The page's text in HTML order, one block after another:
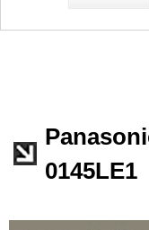
0145LE1